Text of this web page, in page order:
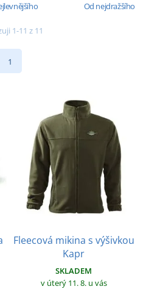
Od nejdražšího
1-11 z 11
1
Fleecová mikina s výšivkou
Kapr
SKLADEM
v úterý 11. 8. u vás